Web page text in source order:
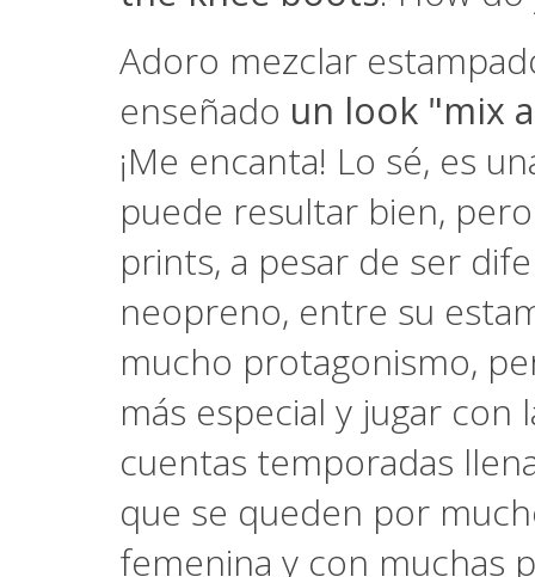
Adoro mezclar
enseñado un look "mix
¡Me encanta! Lo sé, es
puede resultar bien,
prints, a pesar de ser
neopreno, entre su
mucho protagonismo,
más especial y jugar con
cuentas temporadas
que se queden por
femenina y con muchas